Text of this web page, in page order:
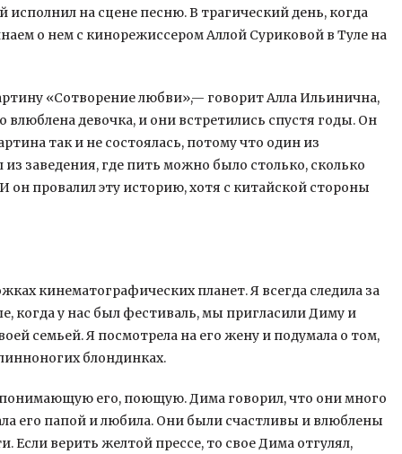
на сцене песню. В трагический день, когда
о нем с кинорежиссером Аллой Суриковой в Туле на
«Сотворение любви»,— говорит Алла Ильинична,
девочка, и они встретились спустя годы. Он
так и не состоялась, потому что один из
заведения, где пить можно было столько, сколько
он провалил эту историю, хотя с китайской стороны
кинематографических планет. Я всегда следила за
когда у нас был фестиваль, мы пригласили Диму и
семьей. Я посмотрела на его жену и подумала о том,
блондинках.
его, поющую. Дима говорил, что они много
его папой и любила. Они были счастливы и влюблены
Если верить желтой прессе, то свое Дима отгулял,